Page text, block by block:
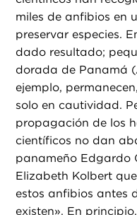
miles de anfibios en
preservar especies.
dado resultado;
dorada de Panamá (
ejemplo,
solo en cautividad.
propagación de los
científicos no dan
panameño Edgardo
Elizabeth Kolbert
estos anfibios antes
existen». En